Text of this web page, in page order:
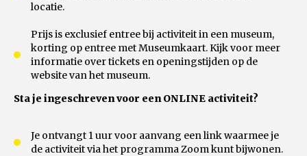
locatie.
Prijs is exclusief entree bij activiteit in een museum,
korting op entree met Museumkaart. Kijk voor meer
informatie over tickets en openingstijden op de
website van het museum.
Sta je ingeschreven voor een ONLINE activiteit?
Je ontvangt 1 uur voor aanvang een link waarmee je
de activiteit via het programma Zoom kunt bijwonen.